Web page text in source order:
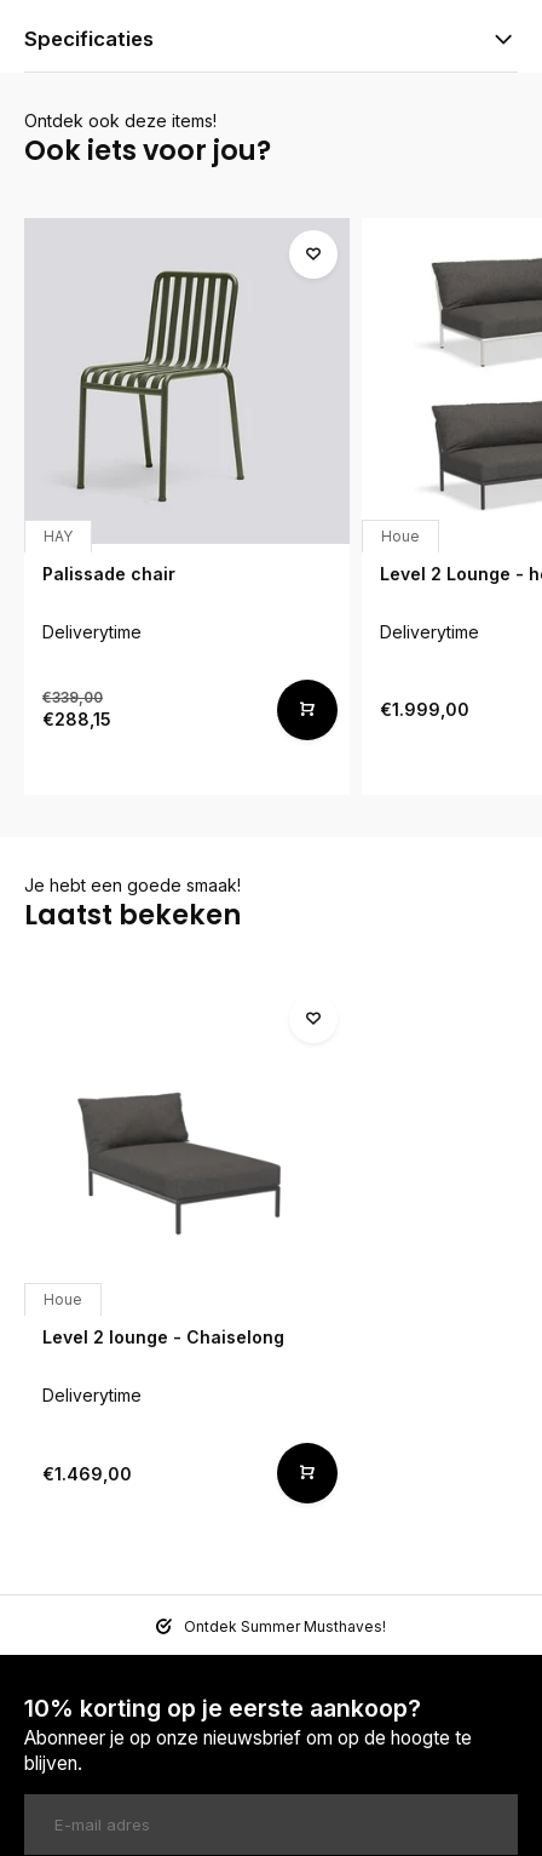
Specificaties
Ontdek ook deze items!
Ook iets voor jou?
HAY
Palissade chair
Deliverytime
€339,00
€288,15
Houe
Level 2 Lounge -
Deliverytime
€1.999,00
Je hebt een goede smaak!
Laatst bekeken
Houe
Level 2 lounge - Chaiselong
Deliverytime
€1.469,00
Ontdek Summer Musthaves!
10% korting op je eerste aankoop?
Abonneer je op onze nieuwsbrief om op de hoogte te
blijven.